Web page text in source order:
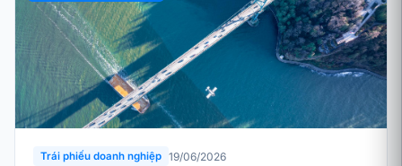
Trái phiếu doanh nghiệp 19/06/2026